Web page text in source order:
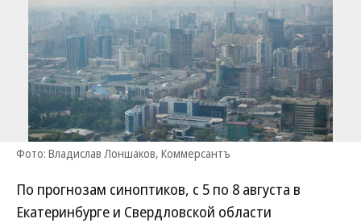
Фото: Владислав Лоншаков, Коммерсантъ
По прогнозам синоптиков, с 5 по 8 августа в
Екатеринбурге и Свердловской области